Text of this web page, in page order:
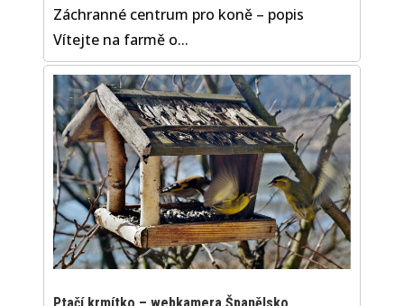
Záchranné centrum pro koně – popis
Vítejte na farmě o...